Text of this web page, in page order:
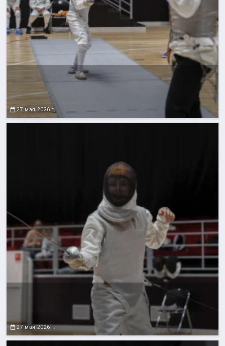
27 мая 2026 г.
27 мая 2026 г.